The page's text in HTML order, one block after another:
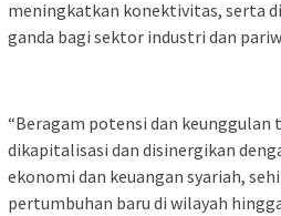
meningkatkan konektivitas, serta
ganda bagi sektor industri dan
“Beragam potensi dan keunggulan
dikapitalisasi dan disinergikan
ekonomi dan keuangan syariah,
pertumbuhan baru di wilayah